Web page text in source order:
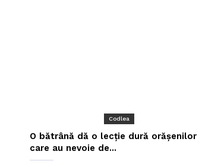
Codlea
O bătrână dă o lecție dură orășenilor
care au nevoie de...